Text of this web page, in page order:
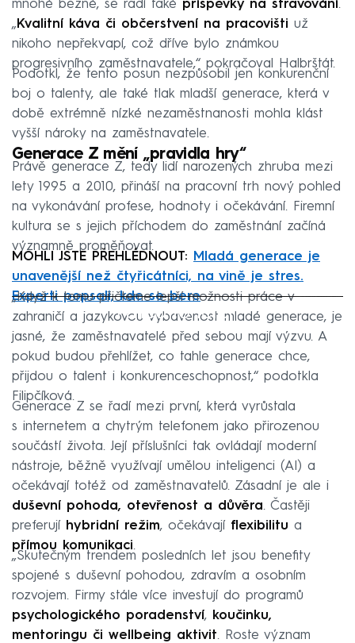
mnohé běžné, se řadí také příspěvky na stravování.
„ Kvalitní káva či občerstvení na pracovišti už
nikoho nepřekvapí, což dříve bylo známkou
progresivního zaměstnavatele,“ pokračoval Halbrštát.
Podotkl, že tento posun nezpůsobil jen konkurenční
boj o talenty, ale také tlak mladší generace, která v
době extrémně nízké nezaměstnanosti mohla klást
vyšší nároky na zaměstnavatele.
Generace Z mění „pravidla hry“
Právě generace Z, tedy lidí narozených zhruba mezi
lety 1995 a 2010, přináší na pracovní trh nový pohled
na vykonávání profese, hodnoty i očekávání. Firemní
kultura se s jejich příchodem do zaměstnání začíná
významně proměňovat.
MOHLI JSTE PŘEHLÉDNOUT:
Mladá generace je
unavenější než čtyřicátníci, na vině je stres.
Experti popsali, kde se bere
Failed to fetch
„Když k tomu přičteme lepší možnosti práce v
zahraničí a jazykovou vybavenost mladé generace, je
jasné, že zaměstnavatelé před sebou mají výzvu. A
pokud budou přehlížet, co tahle generace chce,
přijdou o talent i konkurenceschopnost,“ podotkla
Filipčíková.
Generace Z se řadí mezi první, která vyrůstala
s internetem a chytrým telefonem jako přirozenou
součástí života. Její příslušníci tak ovládají moderní
nástroje, běžně využívají umělou inteligenci (AI) a
očekávají totéž od zaměstnavatelů. Zásadní je ale i
duševní pohoda, otevřenost a důvěra. Častěji
preferují hybridní režim, očekávají flexibilitu a
přímou komunikaci.
„Skutečným trendem posledních let jsou benefity
spojené s duševní pohodou, zdravím a osobním
rozvojem. Firmy stále více investují do programů
psychologického poradenství, koučinku,
mentoringu či wellbeing aktivit. Roste význam